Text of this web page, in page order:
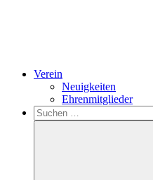
Verein
Neuigkeiten
Ehrenmitglieder
Search
Suchen
nach: